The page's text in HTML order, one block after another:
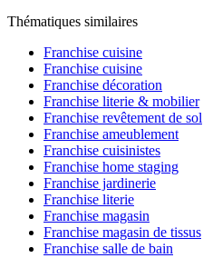
Thématiques similaires
Franchise cuisine
Franchise cuisine
Franchise décoration
Franchise literie & mobilier
Franchise revêtement de sol
Franchise ameublement
Franchise cuisinistes
Franchise home staging
Franchise jardinerie
Franchise literie
Franchise magasin
Franchise magasin de tissus
Franchise salle de bain